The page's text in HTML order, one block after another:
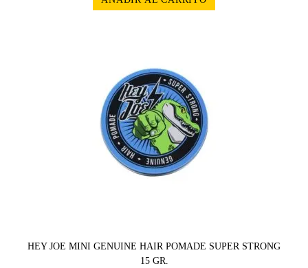
HEY JOE MINI GENUINE HAIR POMADE SUPER STRONG
15 GR.